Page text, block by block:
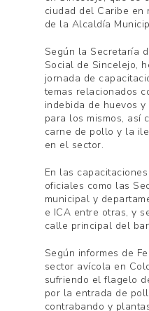
ciudad del Caribe
de la Alcaldía
Según la Secretaría
Social de Sincelejo,
jornada de
temas relacionados
indebida de huevos
para los mismos, así
carne de pollo y la
en el sector.
En las
oficiales como las
municipal y
e ICA entre otras, y
calle principal del
Según informes de
sector avícola en
sufriendo el flagelo
por la entrada de
contrabando y